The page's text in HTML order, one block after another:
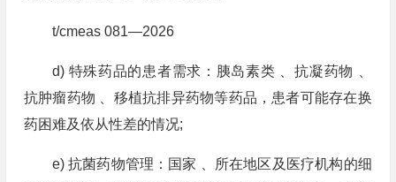
t/cmeas 081—2026
d) 特殊药品的患者需求：胰岛素类 、抗凝药物 、
抗肿瘤药物 、移植抗排异药物等药品，患者可能存在换
药困难及依从性差的情况;
e) 抗菌药物管理：国家 、所在地区及医疗机构的细